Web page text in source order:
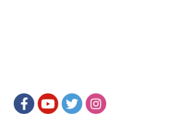
FacebookYoutube Twitter